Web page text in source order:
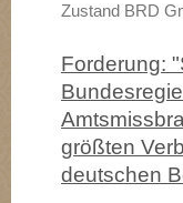
Zustand BRD
Forderung:
größten
deutschen